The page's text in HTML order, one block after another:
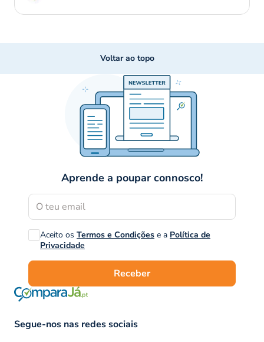
Voltar ao topo
Aprende a poupar connosco!
Aceito os Termos e Condições e a Política de
Privacidade
Receber
Segue-nos nas redes sociais